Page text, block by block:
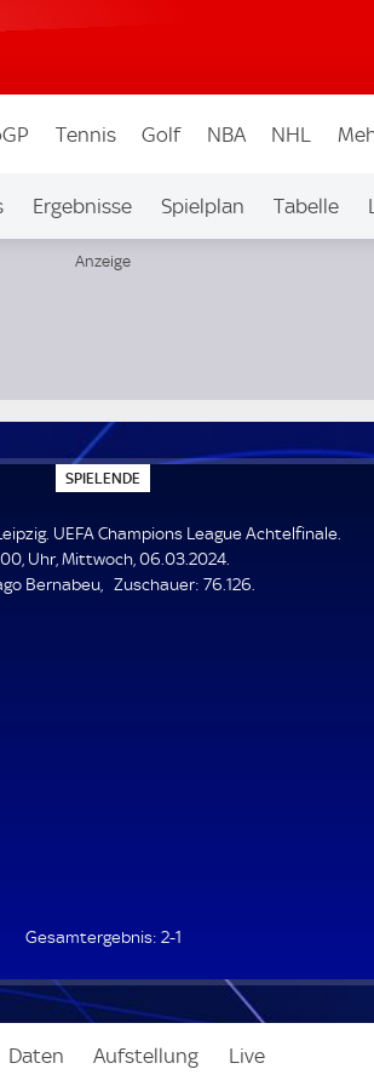
Tennis Golf NBA NHL
Ergebnisse Spielplan Tabelle
SPIELENDE
P
E
L
E
N
UEFA Champions League Achtelfinale.
Uhr, Mittwoch, 06.03.2024.
Bernabeu
Zuschauer: Z
76.126.
2-1
Daten Aufstellung Live